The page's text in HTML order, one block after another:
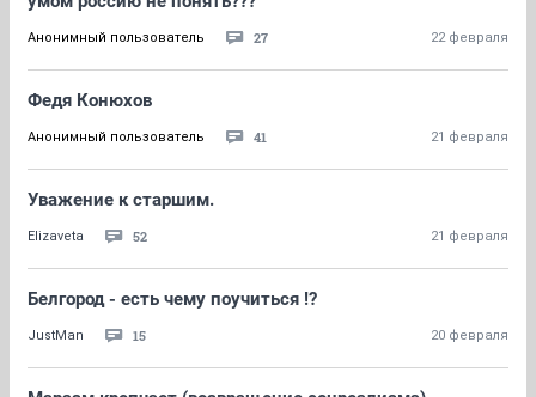
Анонимный пользователь 27 22 февраля
Федя Конюхов
Анонимный пользователь 41 21 февраля
Уважение к старшим.
Elizaveta 52 21 февраля
Белгород - есть чему поучиться !?
JustMan 15 20 февраля